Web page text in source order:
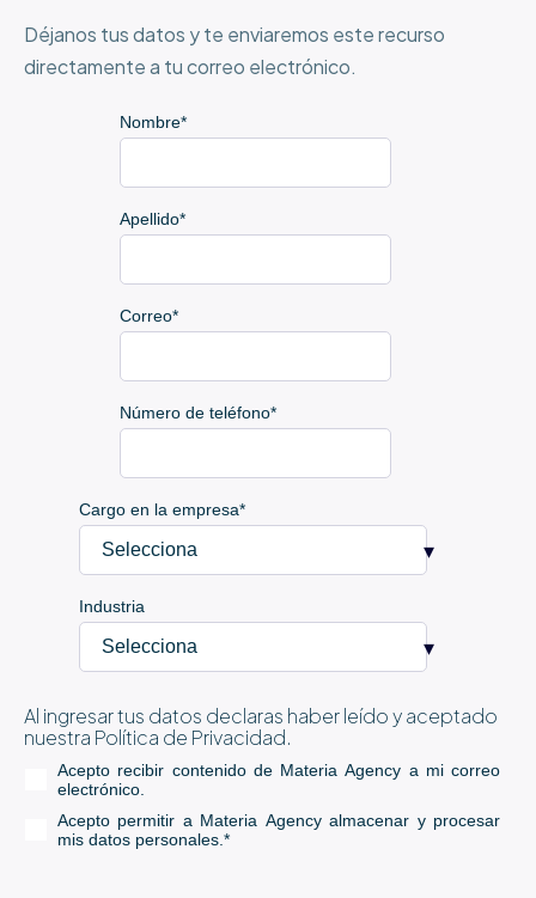
Déjanos tus datos y te enviaremos este recurso
directamente a tu correo electrónico.
Nombre*
Apellido*
Correo*
Número de teléfono*
Cargo en la empresa*
Industria
Al ingresar tus datos declaras haber leído y aceptado
nuestra Política de Privacidad.
Acepto recibir contenido de Materia Agency a mi correo
electrónico.
Acepto permitir a Materia Agency almacenar y procesar
mis datos personales. *